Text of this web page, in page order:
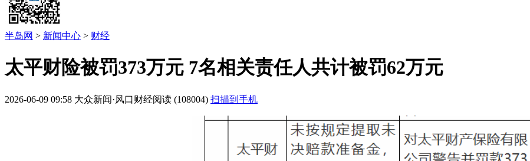
半岛网 > 新闻中心 > 财经
太平财险被罚373万元 7名相关责任人共计被罚62万元
2026-06-09 09:58 大众新闻·风口财经阅读 (108004) 扫描到手机